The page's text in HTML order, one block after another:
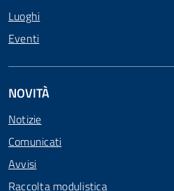
Luoghi
Eventi
NOVITÀ
Notizie
Comunicati
Avvisi
Raccolta modulistica